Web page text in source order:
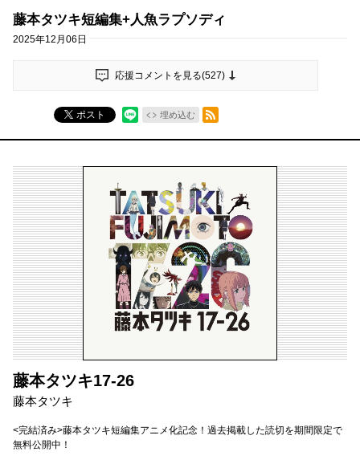
藤本タツキ短編集+人魚ラプソディ
2025年12月06日
応援コメントを見る(527)
ポスト 埋め込む
RSSフィード
藤本タツキ17-26
藤本タツキ
<完結済み>藤本タツキ短編集アニメ化記念！過去掲載した読切を期間限定で
無料公開中！